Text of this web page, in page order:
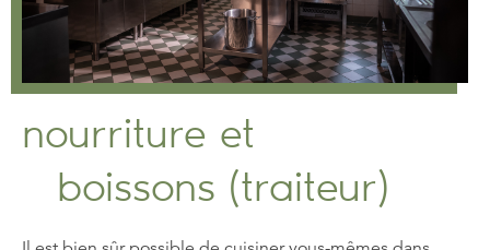
nourriture et
boissons (traiteur)